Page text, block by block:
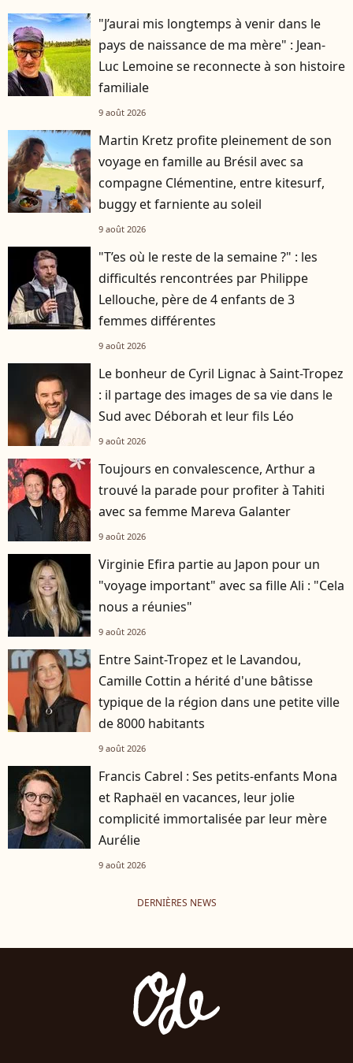
"J’aurai mis longtemps à venir dans le
pays de naissance de ma mère" : Jean-
Luc Lemoine se reconnecte à son histoire
familiale
9 août 2026
Martin Kretz profite pleinement de son
voyage en famille au Brésil avec sa
compagne Clémentine, entre kitesurf,
buggy et farniente au soleil
9 août 2026
"T’es où le reste de la semaine ?" : les
difficultés rencontrées par Philippe
Lellouche, père de 4 enfants de 3
femmes différentes
9 août 2026
Le bonheur de Cyril Lignac à Saint-Tropez
: il partage des images de sa vie dans le
Sud avec Déborah et leur fils Léo
9 août 2026
Toujours en convalescence, Arthur a
trouvé la parade pour profiter à Tahiti
avec sa femme Mareva Galanter
9 août 2026
Virginie Efira partie au Japon pour un
"voyage important" avec sa fille Ali : "Cela
nous a réunies"
9 août 2026
Entre Saint-Tropez et le Lavandou,
Camille Cottin a hérité d'une bâtisse
typique de la région dans une petite ville
de 8000 habitants
9 août 2026
Francis Cabrel : Ses petits-enfants Mona
et Raphaël en vacances, leur jolie
complicité immortalisée par leur mère
Aurélie
9 août 2026
DERNIÈRES NEWS